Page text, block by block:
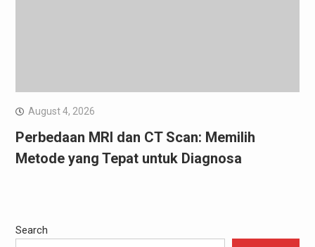
August 4, 2026
Perbedaan MRI dan CT Scan: Memilih
Metode yang Tepat untuk Diagnosa
Search